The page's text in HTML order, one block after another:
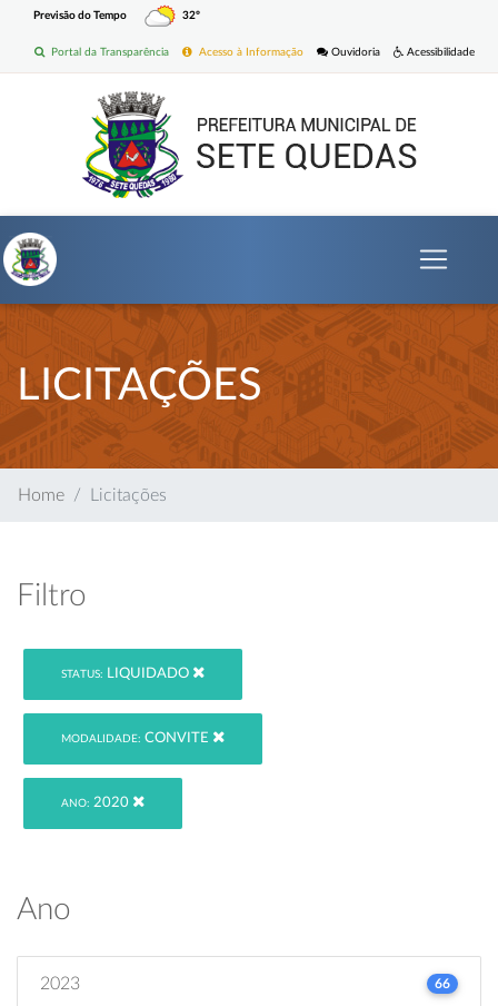
Previsão do Tempo 32º
Acessibilidade
Ouvidoria
Acesso à Informação
Portal da Transparência
LICITAÇÕES
Home Licitações
Filtro
STATUS: LIQUIDADO
MODALIDADE: CONVITE
ANO: 2020
Ano
2023 66